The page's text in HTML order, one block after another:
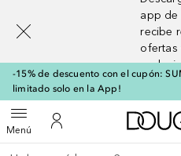
app de
recibe
ofertas
-15% de descuento con el cupón:
limitado solo en la App!
MenúAbrir menúMi cuenta
Regresar
Ejecutar búsqueda
[navigation.slideout.screenreader]